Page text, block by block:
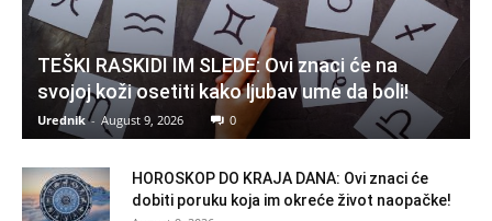
TEŠKI RASKIDI IM SLEDE: Ovi znaci će na
svojoj koži osetiti kako ljubav ume da boli!
Urednik - August 9, 2026 0
HOROSKOP DO KRAJA DANA: Ovi znaci će
dobiti poruku koja im okreće život naopačke!